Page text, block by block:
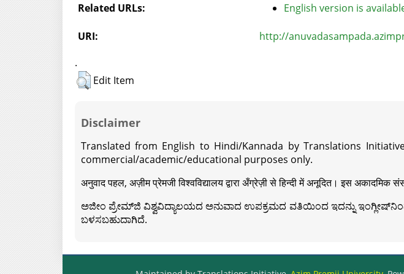
Related URLs: English version is
URI:
http://
.
Edit Item
Disclaimer
Translated from English to Hindi/Kannada by Translations
commercial/academic/educational purposes only.
अनुवाद पहल, अज़ीम प्रेमजी विश्वविद्यालय द्वारा अँग्रेज़ी से हिन्दी में अनूदित। इस
ಅಜೀಂ ಪ್ರೇಮ್‍ಜಿ ವಿಶ್ವವಿದ್ಯಾಲಯದ ಅನುವಾದ ಉಪಕ್ರಮದ ವತಿಯಿಂದ ಇದನ್ನು ಇಂಗ್ಲೀಷ್‍ನಿಂದ
ಬಳಸಬಹುದಾಗಿದೆ.